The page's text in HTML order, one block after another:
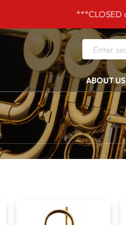
***CLOSED on
ABOUT US